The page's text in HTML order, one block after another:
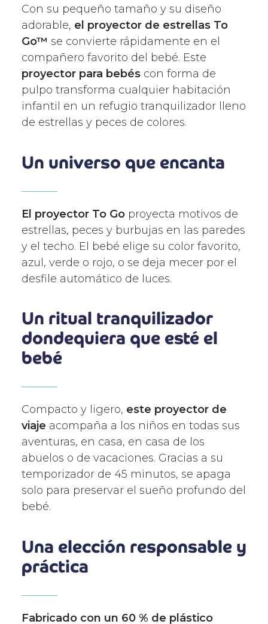
Con su pequeño tamaño y su diseño
adorable, el proyector de estrellas To
Go™ se convierte rápidamente en el
compañero favorito del bebé. Este
proyector para bebés con forma de
pulpo transforma cualquier habitación
infantil en un refugio tranquilizador lleno
de estrellas y peces de colores.
Un universo que encanta
El proyector To Go proyecta motivos de
estrellas, peces y burbujas en las paredes
y el techo. El bebé elige su color favorito,
azul, verde o rojo, o se deja mecer por el
desfile automático de luces.
Un ritual tranquilizador
dondequiera que esté el
bebé
Compacto y ligero, este proyector de
viaje acompaña a los niños en todas sus
aventuras, en casa, en casa de los
abuelos o de vacaciones. Gracias a su
temporizador de 45 minutos, se apaga
solo para preservar el sueño profundo del
bebé.
Una elección responsable y
práctica
Fabricado con un 60 % de plástico